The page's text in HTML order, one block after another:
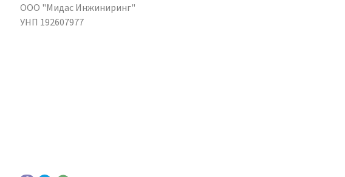
ООО "Мидас Инжиниринг"
УНП 192607977